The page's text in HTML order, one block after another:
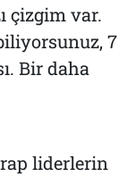
çizgim var.
7
Bir daha
liderlerin